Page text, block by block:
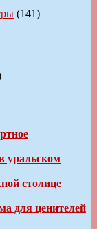
(141)
уральском
столице
для ценителей